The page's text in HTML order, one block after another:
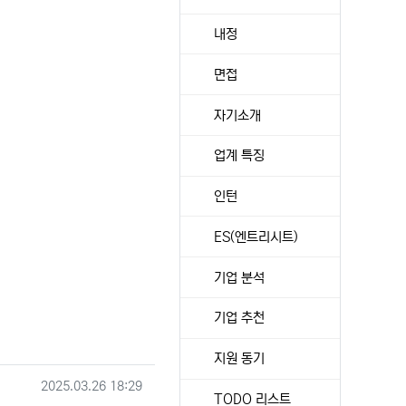
작성일
2025.03.26 18:29
내정
면접
자기소개
업계 특징
인턴
ES(엔트리시트)
기업 분석
기업 추천
지원 동기
TODO 리스트